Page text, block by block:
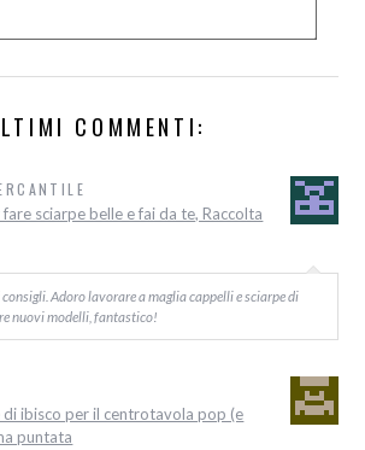
COMMENTI:
sciarpe belle e fai da te, Raccolta
Adoro lavorare a maglia cappelli e sciarpe di
nuovi modelli, fantastico!
ibisco per il centrotavola pop (e
puntata